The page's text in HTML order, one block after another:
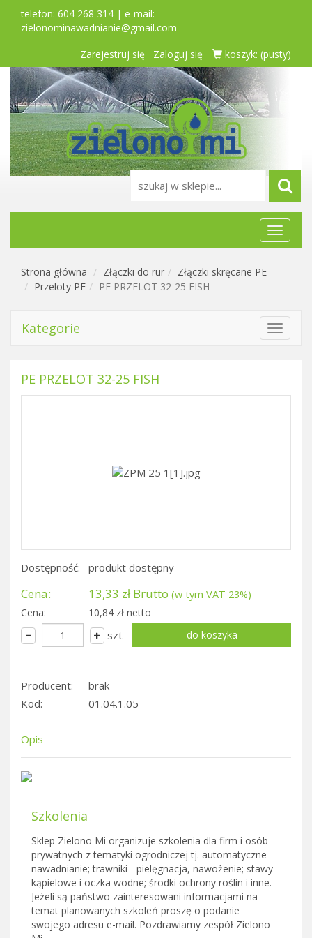
telefon: 604 268 314 | e-mail:
zielonominawadnianie@gmail.com
Zarejestruj się
Zaloguj się koszyk: (pusty)
Menu
główne
Strona główna Złączki do rur
Złączki skręcane PE
Przeloty PE
PE PRZELOT 32-25 FISH
Kategorie
Toggle
PE PRZELOT 32-25 FISH
Dostępność: produkt dostępny
Cena: 13,33 zł Brutto (w tym VAT 23%)
Cena:
10,84 zł netto
szt
Producent:
brak
Kod:
01.04.1.05
Opis
Szkolenia
Sklep Zielono Mi organizuje szkolenia dla firm i osób
prywatnych z tematyki ogrodniczej tj. automatyczne
nawadnianie; trawniki - pielęgnacja, nawożenie; stawy
kąpielowe i oczka wodne; środki ochrony roślin i inne.
Jeżeli są państwo zainteresowani informacjami na
temat planowanych szkoleń proszę o podanie
swojego adresu e-mail. Pozdrawiamy zespół Zielono